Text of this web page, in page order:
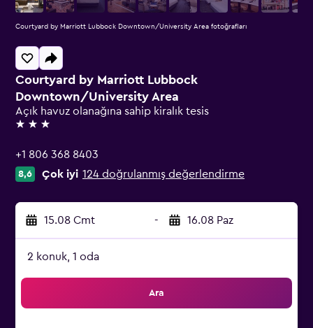
Courtyard by Marriott Lubbock
Downtown/University Area
Açık havuz olanağına sahip kiralık tesis
3 yıldız
+1 806 368 8403
8,6 Çok iyi 124 doğrulanmış değerlendirme
15.08 Cmt - 16.08 Paz
2 konuk, 1 oda
Ara
Courtyard by Marriott Lubbock Downtown/University Area fotoğrafları